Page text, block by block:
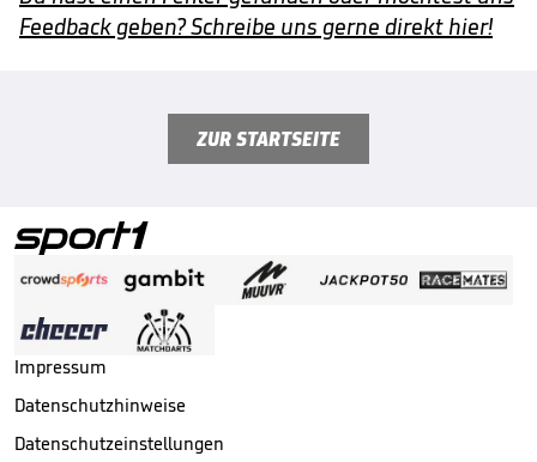
Feedback geben? Schreibe uns gerne direkt hier!
ZUR STARTSEITE
Impressum
Datenschutzhinweise
Datenschutzeinstellungen